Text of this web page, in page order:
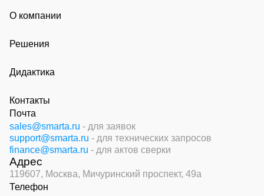
О компании
Решения
Дидактика
Контакты
Почта
sales@smarta.ru - для заявок
support@smarta.ru - для технических запросов
finance@smarta.ru - для актов сверки
Адрес
119607, Москва, Мичуринский проспект, 49а
Телефон